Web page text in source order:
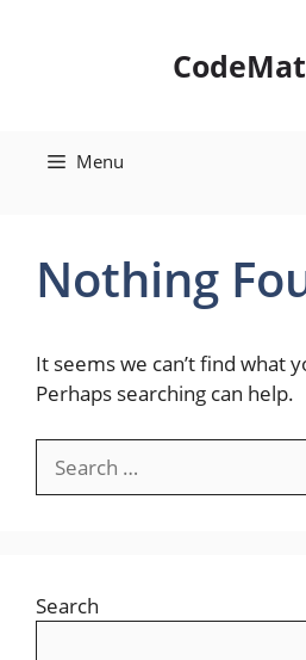
Menu
Nothing
It seems we can’t find what
Perhaps searching can help.
for:
Search